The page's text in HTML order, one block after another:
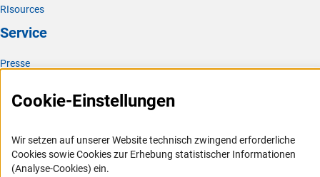
RIsources
Service
Presse
Karriere
RSS-Feeds
Compliance
Cookie-Einstellungen
Wir setzen auf unserer Website technisch zwingend erforderliche
Cookies sowie Cookies zur Erhebung statistischer Informationen
(Analyse-Cookies) ein.